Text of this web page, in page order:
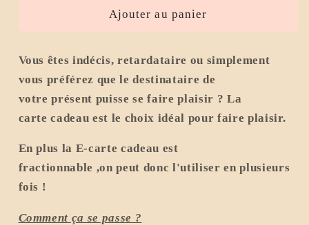
Carte
cadeau
carte-
cadeau
réduit
Ajouter au panier
Vous êtes indécis, retardataire ou simplement
vous préférez que le destinataire de
votre présent puisse se faire plaisir ? La
carte cadeau est le choix idéal pour faire plaisir.
En plus la E-carte cadeau est
fractionnable ,on peut donc l'utiliser en plusieurs
fois !
Comment ça se passe ?